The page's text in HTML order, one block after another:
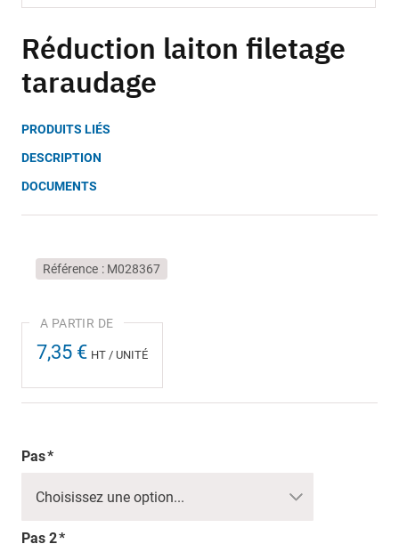
to
the
beginning
of
images
gallery
Réduction laiton filetage
taraudage
PRODUITS LIÉS
DESCRIPTION
DOCUMENTS
Référence M028367
7,35 € HT / UNITÉ
Pas
Pas 2